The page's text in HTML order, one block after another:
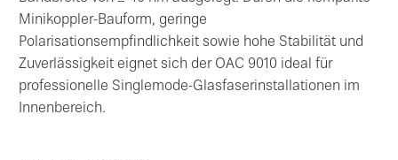
Minikoppler-Bauform, geringe
Polarisationsempfindlichkeit sowie hohe Stabilität und
Zuverlässigkeit eignet sich der OAC 9010 ideal für
professionelle Singlemode-Glasfaserinstallationen im
Innenbereich.